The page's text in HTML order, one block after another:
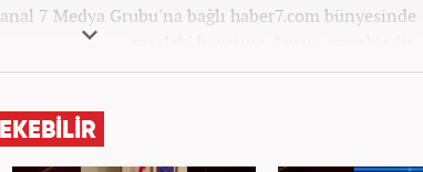
7 Medya Grubu'na bağlı haber7.com bünyesinde